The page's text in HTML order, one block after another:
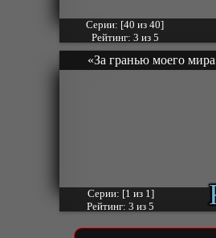
Серии: [40 из 40]
Рейтинг: 3 из 5
Серии: [1 из 1]
Рейтинг: 3 из 5
«За гранью моего